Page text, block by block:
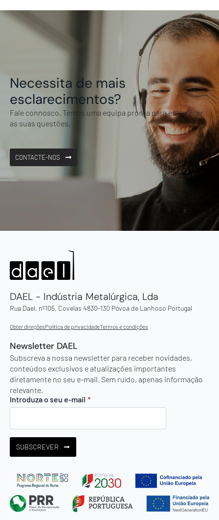
Necessita de mais
esclarecimentos?
Fale connosco. Temos uma equipa pronta para esclarecer
as suas questões.
CONTACTE-NOS
DAEL - Indústria Metalúrgica, Lda
Rua Dael, nº105, Covelas 4830-130 Póvoa de Lanhoso Portugal
Obter direçõesPolítica de privacidadeTermos e condições
Newsletter DAEL
Subscreva a nossa newsletter para receber novidades,
conteúdos exclusivos e atualizações importantes
diretamente no seu e-mail. Sem ruído, apenas informação
relevante.
Introduza o seu e-mail *
SUBSCREVER